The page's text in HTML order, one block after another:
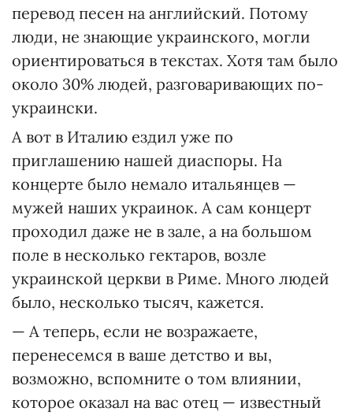
перевод песен на английский. Потому
люди, не знающие украинского, могли
ориентироваться в текстах. Хотя там было
около 30% людей, разговаривающих по-
украински.
А вот в Италию ездил уже по
приглашению нашей диаспоры. На
концерте было немало итальянцев —
мужей наших украинок. А сам концерт
проходил даже не в зале, а на большом
поле в несколько гектаров, возле
украинской церкви в Риме. Много людей
было, несколько тысяч, кажется.
— А теперь, если не возражаете,
перенесемся в ваше детство и вы,
возможно, вспомните о том влиянии,
которое оказал на вас отец — известный